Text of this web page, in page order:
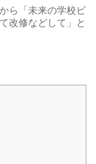
ら「未来の学校ビ
改修などして」と